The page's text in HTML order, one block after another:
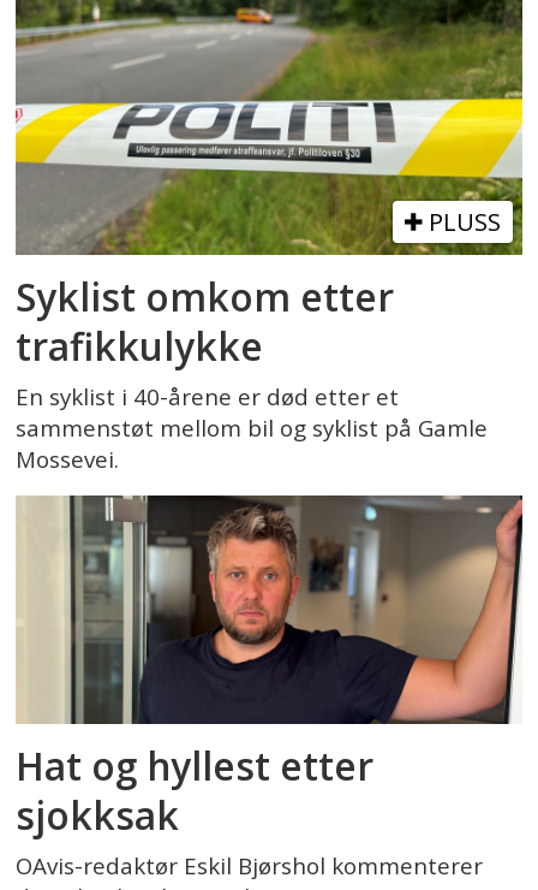
PLUSS
Syklist omkom etter
trafikkulykke
En syklist i 40-årene er død etter et
sammenstøt mellom bil og syklist på Gamle
Mossevei.
Hat og hyllest etter
sjokksak
OAvis-redaktør Eskil Bjørshol kommenterer